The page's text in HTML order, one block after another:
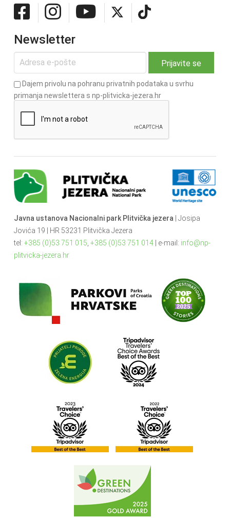
Newsletter
Dajem privolu na pohranu privatnih podataka u svrhu
primanja newslettera s np-plitvicka-jezera.hr
Javna ustanova Nacionalni park Plitvička jezera | Josipa
Jovića 19 | HR 53231 Plitvička Jezera
tel: +385 (0)53 751 015 +385 (0)53 751 014| e-mail: info@np-
plitvicka-jezera.hr